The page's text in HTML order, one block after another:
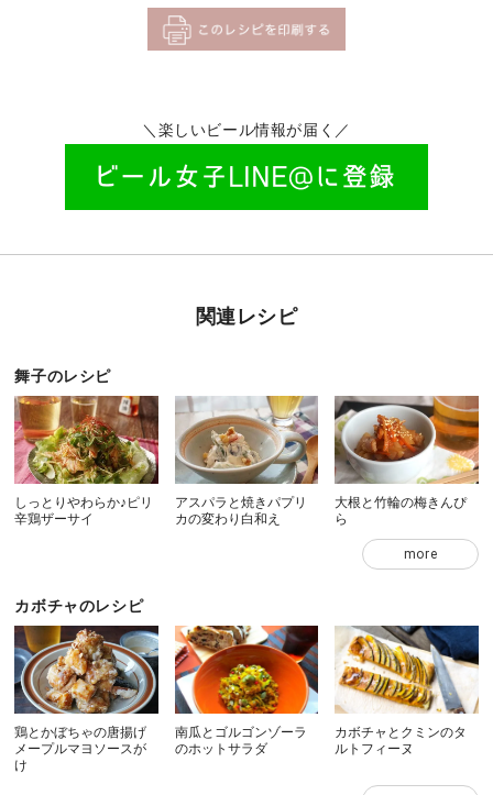
＼楽しいビール情報が届く／
関連レシピ
舞子のレシピ
しっとりやわらか♪ピリ
辛鶏ザーサイ
アスパラと焼きパプリ
カの変わり白和え
大根と竹輪の梅きんぴ
ら
more
カボチャのレシピ
鶏とかぼちゃの唐揚げ
メープルマヨソースが
け
南瓜とゴルゴンゾーラ
のホットサラダ
カボチャとクミンのタ
ルトフィーヌ